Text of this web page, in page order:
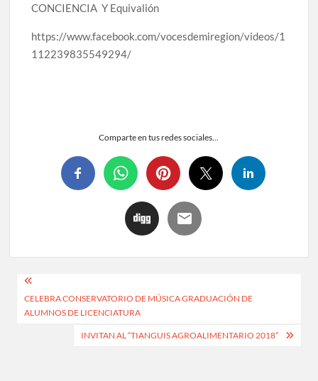
CONCIENCIA Y Equivalión
https://www.facebook.com/vocesdemiregion/videos/1
112239835549294/
Comparte en tus redes sociales...
CELEBRA CONSERVATORIO DE MÚSICA GRADUACIÓN DE
ALUMNOS DE LICENCIATURA
INVITAN AL “TIANGUIS AGROALIMENTARIO 2018”